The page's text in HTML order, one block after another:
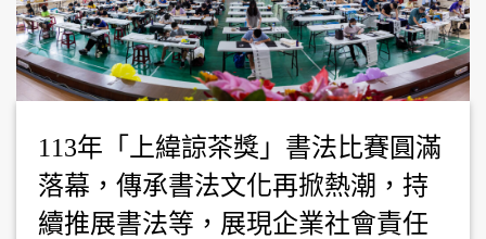
113年「上緯諒茶獎」書法比賽圓滿
落幕，傳承書法文化再掀熱潮，持
續推展書法等，展現企業社會責任